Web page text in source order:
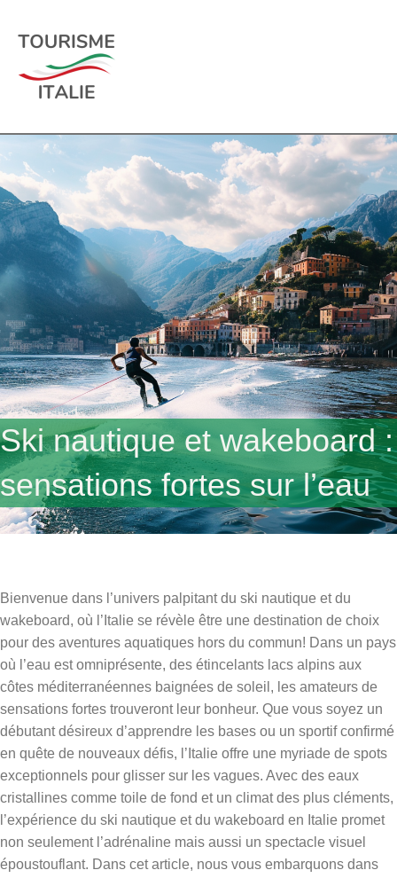
Ski nautique et wakeboard :
sensations fortes sur l’eau
Bienvenue dans l’univers palpitant du ski nautique et du
wakeboard, où l’Italie se révèle être une destination de choix
pour des aventures aquatiques hors du commun! Dans un pays
où l’eau est omniprésente, des étincelants lacs alpins aux
côtes méditerranéennes baignées de soleil, les amateurs de
sensations fortes trouveront leur bonheur. Que vous soyez un
débutant désireux d’apprendre les bases ou un sportif confirmé
en quête de nouveaux défis, l’Italie offre une myriade de spots
exceptionnels pour glisser sur les vagues. Avec des eaux
cristallines comme toile de fond et un climat des plus cléments,
l’expérience du ski nautique et du wakeboard en Italie promet
non seulement l’adrénaline mais aussi un spectacle visuel
époustouflant. Dans cet article, nous vous embarquons dans